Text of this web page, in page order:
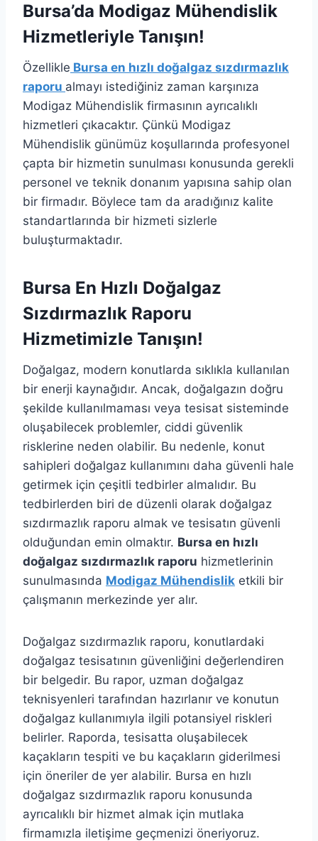
Bursa’da Modigaz Mühendislik
Hizmetleriyle Tanışın!
Özellikle Bursa en hızlı doğalgaz sızdırmazlık
raporu almayı istediğiniz zaman karşınıza
Modigaz Mühendislik firmasının ayrıcalıklı
hizmetleri çıkacaktır. Çünkü Modigaz
Mühendislik günümüz koşullarında profesyonel
çapta bir hizmetin sunulması konusunda gerekli
personel ve teknik donanım yapısına sahip olan
bir firmadır. Böylece tam da aradığınız kalite
standartlarında bir hizmeti sizlerle
buluşturmaktadır.
Bursa En Hızlı Doğalgaz
Sızdırmazlık Raporu
Hizmetimizle Tanışın!
Doğalgaz, modern konutlarda sıklıkla kullanılan
bir enerji kaynağıdır. Ancak, doğalgazın doğru
şekilde kullanılmaması veya tesisat sisteminde
oluşabilecek problemler, ciddi güvenlik
risklerine neden olabilir. Bu nedenle, konut
sahipleri doğalgaz kullanımını daha güvenli hale
getirmek için çeşitli tedbirler almalıdır. Bu
tedbirlerden biri de düzenli olarak doğalgaz
sızdırmazlık raporu almak ve tesisatın güvenli
olduğundan emin olmaktır. Bursa en hızlı
doğalgaz sızdırmazlık raporu hizmetlerinin
sunulmasında Modigaz Mühendislik etkili bir
çalışmanın merkezinde yer alır.
Doğalgaz sızdırmazlık raporu, konutlardaki
doğalgaz tesisatının güvenliğini değerlendiren
bir belgedir. Bu rapor, uzman doğalgaz
teknisyenleri tarafından hazırlanır ve konutun
doğalgaz kullanımıyla ilgili potansiyel riskleri
belirler. Raporda, tesisatta oluşabilecek
kaçakların tespiti ve bu kaçakların giderilmesi
için öneriler de yer alabilir. Bursa en hızlı
doğalgaz sızdırmazlık raporu konusunda
ayrıcalıklı bir hizmet almak için mutlaka
firmamızla iletişime geçmenizi öneriyoruz.